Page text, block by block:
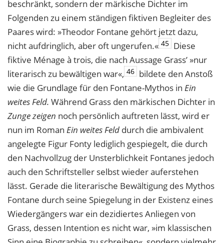
beschränkt, sondern der märkische Dichter im
Folgenden zu einem ständigen fiktiven Begleiter des
Paares wird: »Theodor Fontane gehört jetzt dazu,
nicht aufdringlich, aber oft ungerufen.« 45 Diese
fiktive Ménage à trois, die nach Aussage Grass’ »nur
literarisch zu bewältigen war«, 46 bildete den Anstoß
wie die Grundlage für den Fontane-Mythos in Ein
weites Feld. Während Grass den märkischen Dichter in
Zunge zeigen noch persönlich auftreten lässt, wird er
nun im Roman Ein weites Feld durch die ambivalent
angelegte Figur Fonty lediglich gespiegelt, die durch
den Nachvollzug der Unsterblichkeit Fontanes jedoch
auch den Schriftsteller selbst wieder auferstehen
lässt. Gerade die literarische Bewältigung des Mythos
Fontane durch seine Spiegelung in der Existenz eines
Wiedergängers war ein dezidiertes Anliegen von
Grass, dessen Intention es nicht war, »im klassischen